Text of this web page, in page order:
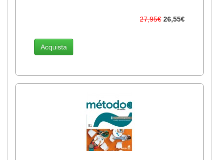
27,95€ 26,55€
Acquista